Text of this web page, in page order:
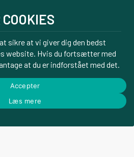
sikre at vi giver dig den bedst
website. Hvis du fortsætter med
at du er indforstået med det.
Accepter
Læs mere